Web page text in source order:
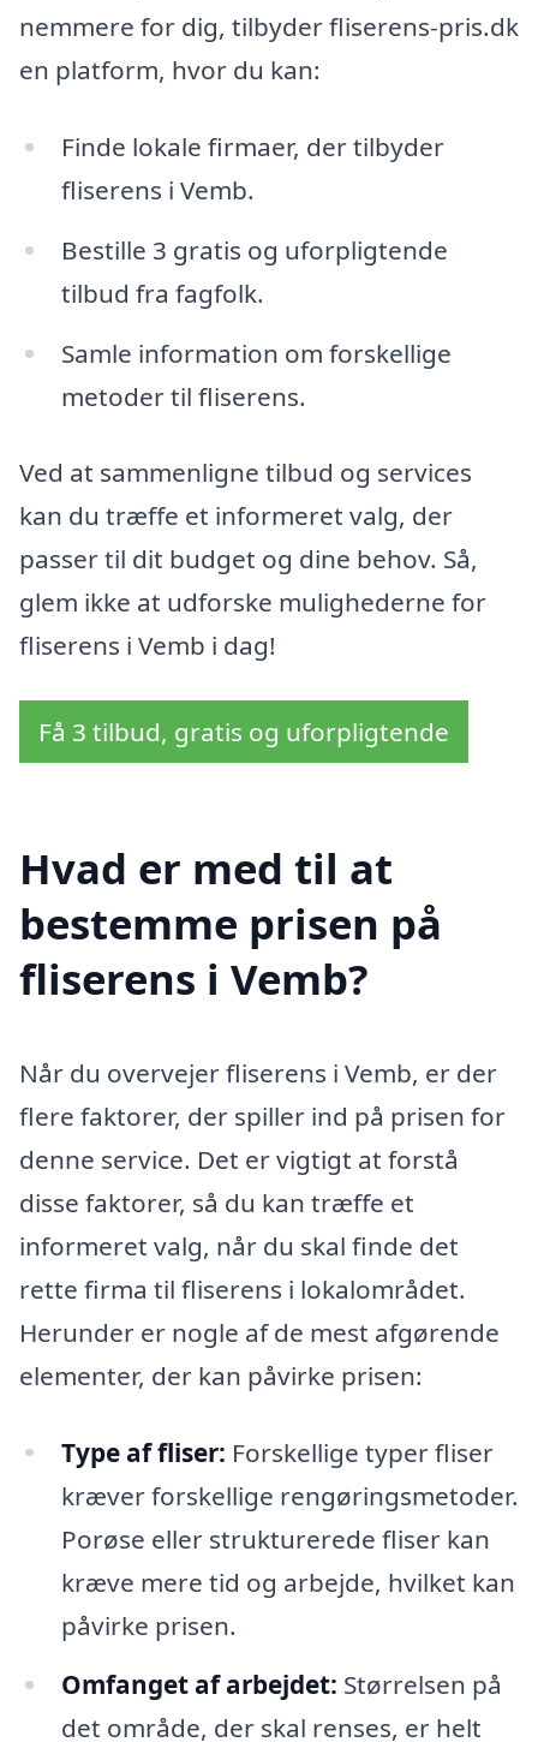
nemmere for dig, tilbyder fliserens-pris.dk
en platform, hvor du kan:
Finde lokale firmaer, der tilbyder
fliserens i Vemb.
Bestille 3 gratis og uforpligtende
tilbud fra fagfolk.
Samle information om forskellige
metoder til fliserens.
Ved at sammenligne tilbud og services
kan du træffe et informeret valg, der
passer til dit budget og dine behov. Så,
glem ikke at udforske mulighederne for
fliserens i Vemb i dag!
Få 3 tilbud, gratis og uforpligtende
Hvad er med til at
bestemme prisen på
fliserens i Vemb?
Når du overvejer fliserens i Vemb, er der
flere faktorer, der spiller ind på prisen for
denne service. Det er vigtigt at forstå
disse faktorer, så du kan træffe et
informeret valg, når du skal finde det
rette firma til fliserens i lokalområdet.
Herunder er nogle af de mest afgørende
elementer, der kan påvirke prisen:
Type af fliser: Forskellige typer fliser
kræver forskellige rengøringsmetoder.
Porøse eller strukturerede fliser kan
kræve mere tid og arbejde, hvilket kan
påvirke prisen.
Omfanget af arbejdet: Størrelsen på
det område, der skal renses, er helt